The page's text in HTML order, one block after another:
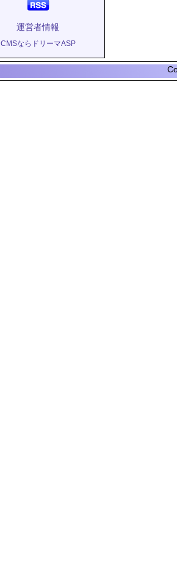
運営者情報
CMSならドリーマASP